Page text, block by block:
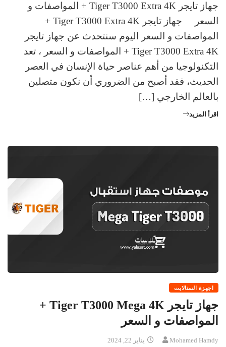
جهاز تايجر Tiger T3000 Extra 4K + المواصفات و
السعر جهاز تايجر Tiger T3000 Extra 4K +
المواصفات و السعر اليوم سنتحدث عن جهاز تايجر
Tiger T3000 Extra 4K + المواصفات و السعر ، تعد
التكنولوجيا من أهم عناصر حياة الإنسان في العصر
الحديث، فقد أصبح من الضروري أن نكون متصلين
بالعالم الخارجي […]
اقرأ المزيد
اجهزة الستالايت
جهاز تايجر Tiger T3000 Mega 4K +
المواصفات و السعر
Mohamed Hamdy يناير 22, 2024